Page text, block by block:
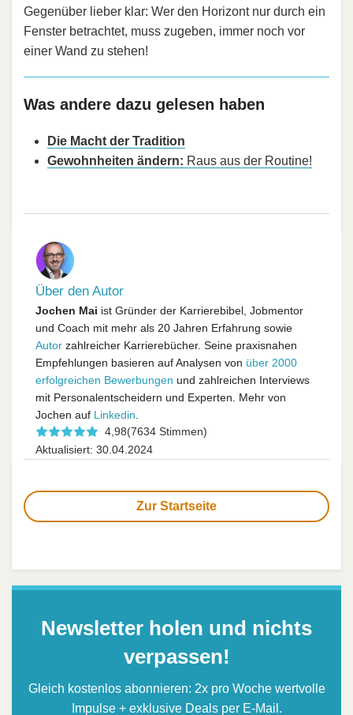
Gegenüber lieber klar: Wer den Horizont nur durch ein
Fenster betrachtet, muss zugeben, immer noch vor
einer Wand zu stehen!
Was andere dazu gelesen haben
Die Macht der Tradition
Gewohnheiten ändern: Raus aus der Routine!
Über den Autor
Jochen Mai ist Gründer der Karrierebibel, Jobmentor
und Coach mit mehr als 20 Jahren Erfahrung sowie
Autor zahlreicher Karrierebücher. Seine praxisnahen
Empfehlungen basieren auf Analysen von über 2000
erfolgreichen Bewerbungen und zahlreichen Interviews
mit Personalentscheidern und Experten. Mehr von
Jochen auf Linkedin.
4,98(7634 Stimmen)
Aktualisiert: 30.04.2024
Zur Startseite
Newsletter holen und nichts
verpassen!
Gleich kostenlos abonnieren: 2x pro Woche wertvolle
Impulse + exklusive Deals per E-Mail.